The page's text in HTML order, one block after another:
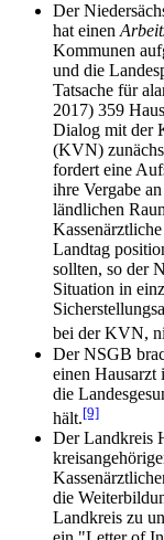
Der
hat einen
Kommunen
und die
Tatsache für
2017) 359
Dialog mit der
(KVN)
fordert eine
ihre Vergabe
ländlichen
Landtag
sollten, so der
Situation in
bei der KVN,
Der NSGB
einen
die
hält.[9]
Der Landkreis
die
Landkreis zu